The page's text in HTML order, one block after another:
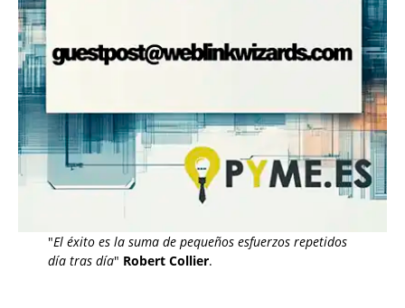
"El éxito es la suma de pequeños esfuerzos repetidos
día tras día" Robert Collier.